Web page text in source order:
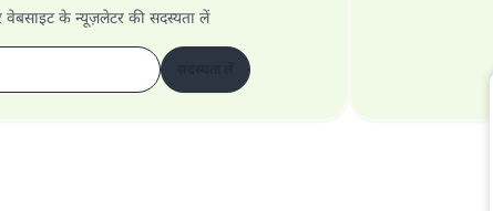
वेबसाइट के न्यूज़लेटर की सदस्यता लें